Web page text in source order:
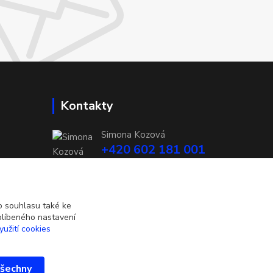
Kontakty
Simona Kozová
+420 602 181 001
souhlasu také ke
nastavení
cookies